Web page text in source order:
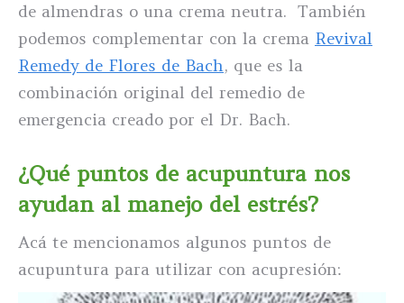
de almendras o una crema neutra. También
podemos complementar con la crema Revival
Remedy de Flores de Bach, que es la
combinación original del remedio de
emergencia creado por el Dr. Bach.
¿Qué puntos de acupuntura nos
ayudan al manejo del estrés?
Acá te mencionamos algunos puntos de
acupuntura para utilizar con acupresión: